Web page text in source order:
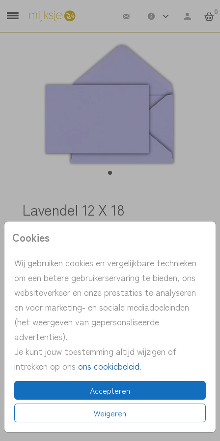
0
Cookies
Wij gebruiken cookies en vergelijkbare technieken
om een betere gebruikerservaring te bieden, ons
websiteverkeer en onze prestaties te analyseren
en voor marketing- en sociale mediadoeleinden
(het weergeven van gepersonaliseerde
advertenties).
Je kunt jouw toestemming altijd wijzigen of
intrekken op ons ons cookiebeleid.
Accepteren
Weigeren
Lavendel 12 X 18
Aantal
> unieke ontwerpen met de hand
getekend
> persoonlijk contact | gratis advies
> snelle verzending NL | BE
> proefdruk v.a. 1 euro
> pas eenvoudig zelf het kaartje aan
lavendel 12 x 18